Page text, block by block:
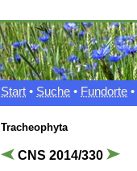
Start • Suche • Fundorte •
Tracheophyta
CNS 2014/330